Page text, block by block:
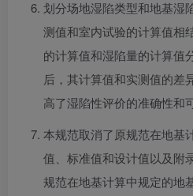
划分场地湿陷类型和地基湿
测值和室内试验的计算值相
的计算值和湿陷量的计算值
后，其计算值和实测值的差
高了湿陷性评价的准确性和
本规范取消了原规范在地基
值、标准值和设计值以及附
规范在地基计算中规定的地